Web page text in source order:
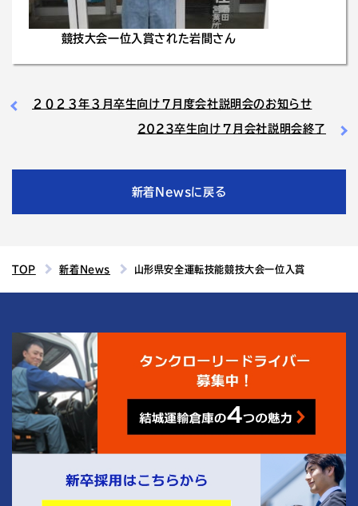
競技大会一位入賞された岩間さん
２０２３年３月卒生向け７月度会社説明会のお知らせ
2023卒生向け７月会社説明会終了
新着Newsに戻る
TOP 新着News 山形県安全運転技能競技大会一位入賞
結城運輸倉庫の4